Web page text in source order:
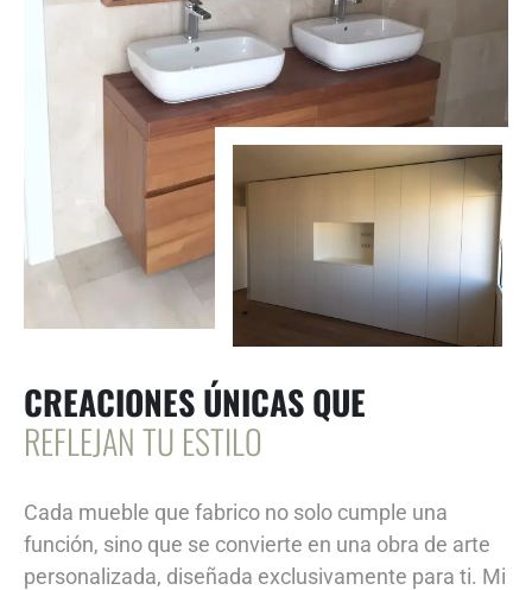
CREACIONES ÚNICAS QUE
REFLEJAN TU ESTILO
Cada mueble que fabrico no solo cumple una
función, sino que se convierte en una obra de arte
personalizada, diseñada exclusivamente para ti. Mi